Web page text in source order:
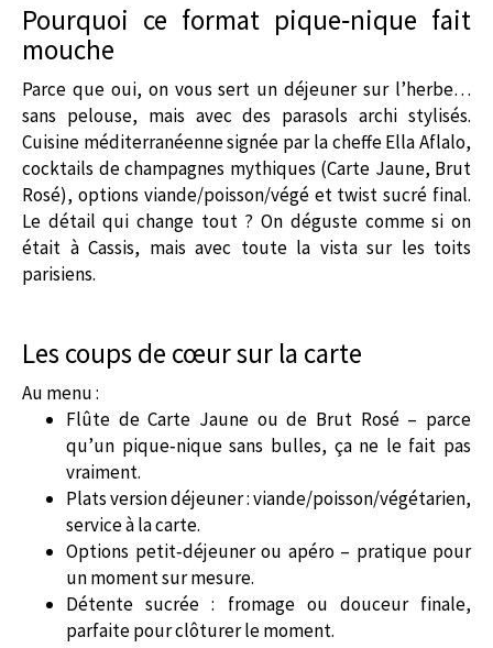
Pourquoi ce format pique‑nique fait
mouche
Parce que oui, on vous sert un déjeuner sur l’herbe…
sans pelouse, mais avec des parasols archi stylisés.
Cuisine méditerranéenne signée par la cheffe Ella Aflalo,
cocktails de champagnes mythiques (Carte Jaune, Brut
Rosé), options viande/poisson/végé et twist sucré final.
Le détail qui change tout ? On déguste comme si on
était à Cassis, mais avec toute la vista sur les toits
parisiens.
Les coups de cœur sur la carte
Au menu :
Flûte de Carte Jaune ou de Brut Rosé – parce
qu’un pique‑nique sans bulles, ça ne le fait pas
vraiment.
Plats version déjeuner : viande/poisson/végétarien,
service à la carte.
Options petit‑déjeuner ou apéro – pratique pour
un moment sur mesure.
Détente sucrée : fromage ou douceur finale,
parfaite pour clôturer le moment.